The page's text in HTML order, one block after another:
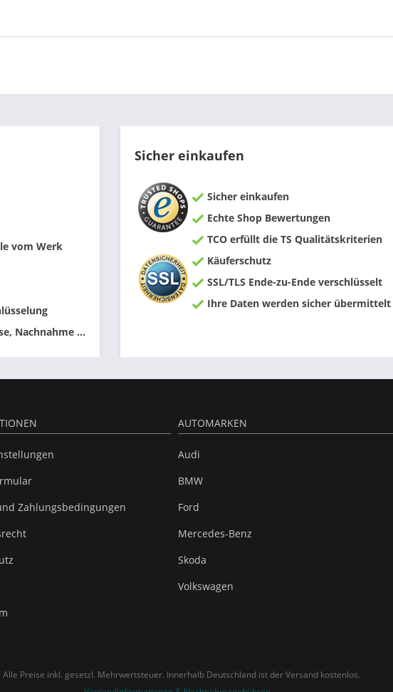
vom Werk
Nachnahme ...
Sicher einkaufen
Sicher einkaufen
Echte Shop Bewertungen
TCO erfüllt die TS Qualitätskriterien
Käuferschutz
SSL/TLS Ende-zu-Ende verschlüsselt
Ihre Daten werden sicher übermittelt
Zahlungsbedingungen
AUTOMARKEN
Audi
BMW
Ford
Mercedes-Benz
Skoda
Volkswagen
Alle Preise inkl. gesetzl. Mehrwertsteuer. Innerhalb Deutschland ist der Versand kostenlos.